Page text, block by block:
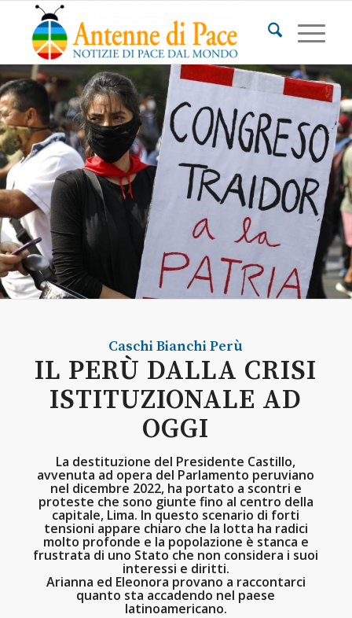
Caschi BianchiPerù
IL PERÙ DALLA CRISI
ISTITUZIONALE AD
OGGI
La destituzione del Presidente Castillo,
avvenuta ad opera del Parlamento peruviano
nel dicembre 2022, ha portato a scontri e
proteste che sono giunte fino al centro della
capitale, Lima. In questo scenario di forti
tensioni appare chiaro che la lotta ha radici
molto profonde e la popolazione è stanca e
frustrata di uno Stato che non considera i suoi
interessi e diritti.
Arianna ed Eleonora provano a raccontarci
quanto sta accadendo nel paese
latinoamericano.